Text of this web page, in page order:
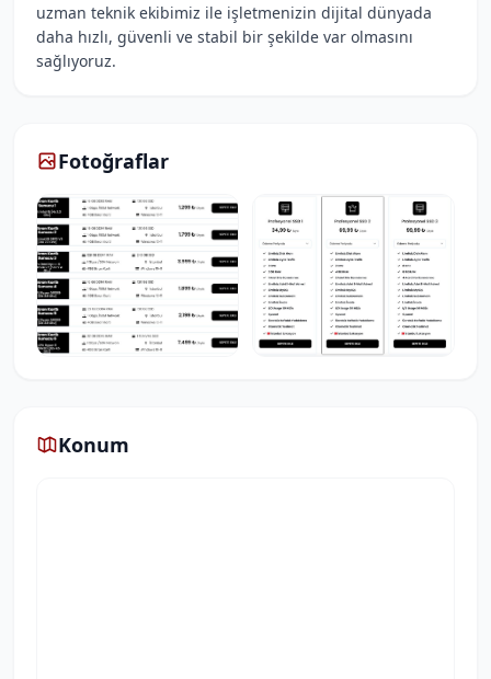
uzman teknik ekibimiz ile işletmenizin dijital dünyada
daha hızlı, güvenli ve stabil bir şekilde var olmasını
sağlıyoruz.
Fotoğraflar
Konum